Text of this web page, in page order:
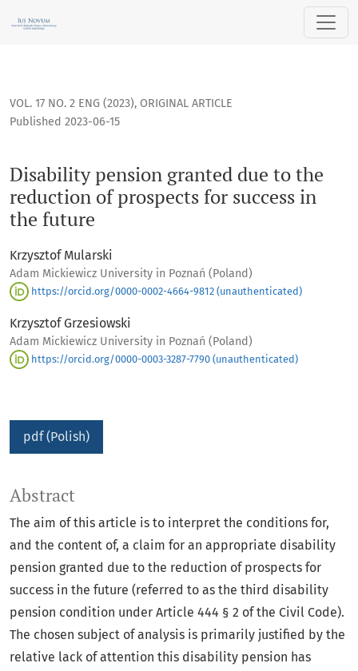
Disability pension granted due to the reduction of
VOL. 17 NO. 2 ENG (2023), ORIGINAL ARTICLE
Disability pension granted due to the
reduction of prospects for success in
the future
Published 2023-06-15
Krzysztof Mularski
Adam Mickiewicz University in Poznań (Poland)
https://orcid.org/0000-0002-4664-9812 (unauthenticated)
Krzysztof Grzesiowski
Adam Mickiewicz University in Poznań (Poland)
https://orcid.org/0000-0003-3287-7790 (unauthenticated)
pdf (Polish)
Abstract
The aim of this article is to interpret the conditions for,
and the content of, a claim for an appropriate disability
pension granted due to the reduction of prospects for
success in the future (referred to as the third disability
pension condition under Article 444 § 2 of the Civil Code).
The chosen subject of analysis is primarily justified by the
relative lack of attention this disability pension has